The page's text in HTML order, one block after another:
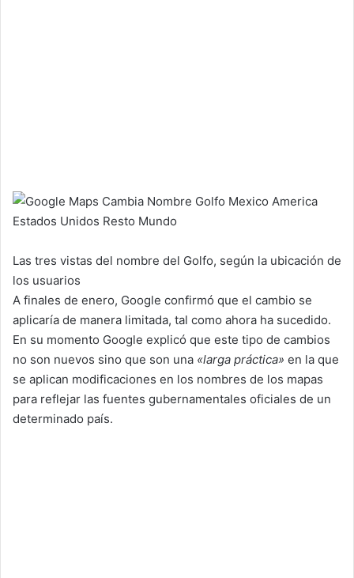
Las tres vistas del nombre del Golfo, según la ubicación de
los usuarios
A finales de enero, Google confirmó que el cambio se
aplicaría de manera limitada, tal como ahora ha sucedido.
En su momento Google explicó que este tipo de cambios
no son nuevos sino que son una «larga práctica» en la que
se aplican modificaciones en los nombres de los mapas
para reflejar las fuentes gubernamentales oficiales de un
determinado país.